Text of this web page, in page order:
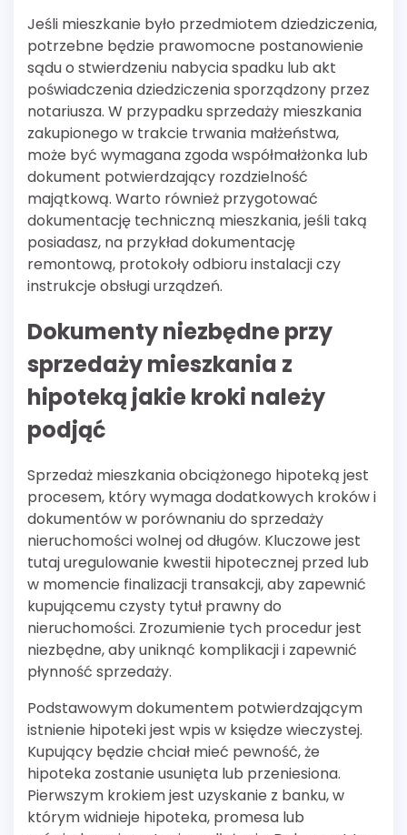
Jeśli mieszkanie było przedmiotem dziedziczenia,
potrzebne będzie prawomocne postanowienie
sądu o stwierdzeniu nabycia spadku lub akt
poświadczenia dziedziczenia sporządzony przez
notariusza. W przypadku sprzedaży mieszkania
zakupionego w trakcie trwania małżeństwa,
może być wymagana zgoda współmałżonka lub
dokument potwierdzający rozdzielność
majątkową. Warto również przygotować
dokumentację techniczną mieszkania, jeśli taką
posiadasz, na przykład dokumentację
remontową, protokoły odbioru instalacji czy
instrukcje obsługi urządzeń.
Dokumenty niezbędne przy
sprzedaży mieszkania z
hipoteką jakie kroki należy
podjąć
Sprzedaż mieszkania obciążonego hipoteką jest
procesem, który wymaga dodatkowych kroków i
dokumentów w porównaniu do sprzedaży
nieruchomości wolnej od długów. Kluczowe jest
tutaj uregulowanie kwestii hipotecznej przed lub
w momencie finalizacji transakcji, aby zapewnić
kupującemu czysty tytuł prawny do
nieruchomości. Zrozumienie tych procedur jest
niezbędne, aby uniknąć komplikacji i zapewnić
płynność sprzedaży.
Podstawowym dokumentem potwierdzającym
istnienie hipoteki jest wpis w księdze wieczystej.
Kupujący będzie chciał mieć pewność, że
hipoteka zostanie usunięta lub przeniesiona.
Pierwszym krokiem jest uzyskanie z banku, w
którym widnieje hipoteka, promesa lub